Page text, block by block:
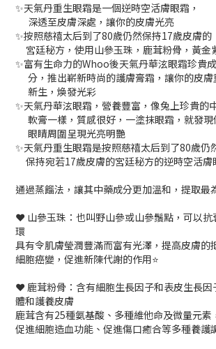
✨天氣丹重生眼霜是一個逆時空活膚眼霜，
深透至皮膚深處，讓你的皮膚光亮
✨按照慈禧太后到了80歲仍然保持17歲皮膚的
宮廷秘方，使用山參玉珠，鹿茸粉骨，黃金
✨富有生命力的Whoo後天氣丹華泫眼霜珍貴成
分，推出嶄新時尚的護膚膏霜，讓你的皮膚
新生，煥發光彩
✨天氣丹華泫眼霜，營養豐富，像兔上珍貴的
軟膏一樣，質感很好，一塗抹眼霜，就發現
眼睛周圍呈現光亮明艷
✨天氣丹重生眼霜是按照慈禧太后到了80歲仍
保持宛若17歲皮膚的宮廷秘方的逆時空活膚
通過蒸餾法，讓其中藥成分更加溫和，提取最
❤️ 山參玉珠：也叫野山參或山參鬚點，可以抗
環
具有令肌膚瑩潤豐滿而富有光澤，提高皮膚的
細胞癌變，促進新陳代謝的作用⭐
❤️ 鹿茸粉骨：含有細胞生長因子和表皮生長因
體和護養皮膚
鹿茸含有25種氨基酸、多種維他命及微量元素
促進細胞造血功能、促進傷口癒合等多種養護